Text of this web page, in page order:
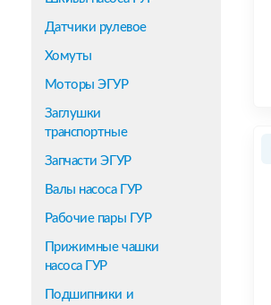
Датчики рулевое
Хомуты
Моторы ЭГУР
Заглушки
транспортные
Запчасти ЭГУР
Валы насоса ГУР
Рабочие пары ГУР
Прижимные чашки
насоса ГУР
Подшипники и